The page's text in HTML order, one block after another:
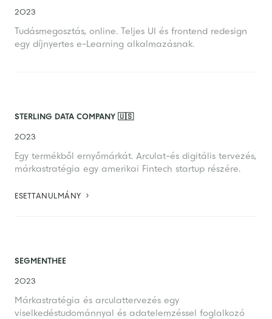
2023
Tudásmegosztás, online. Teljes UI és frontend redesign
egy díjnyertes e-Learning alkalmazásnak.
STERLING DATA COMPANY 🇺🇸
2023
Egy termékből ernyőmárkát. Arculat-és digitális tervezés,
márkastratégia egy amerikai Fintech startup részére.
ESETTANULMÁNY 
SEGMENTHEE
2023
Márkastratégia és arculattervezés egy
viselkedéstudománnyal és adatelemzéssel foglalkozó